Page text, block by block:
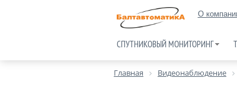
О
СПУТНИКОВЫЙ МОНИТОРИНГ
Главная Видеонаблюдение